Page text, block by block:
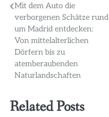
Beitragsnavigation
Mit dem Auto die
verborgenen Schätze rund
um Madrid entdecken:
Von mittelalterlichen
Dörfern bis zu
atemberaubenden
Naturlandschaften
Related Posts